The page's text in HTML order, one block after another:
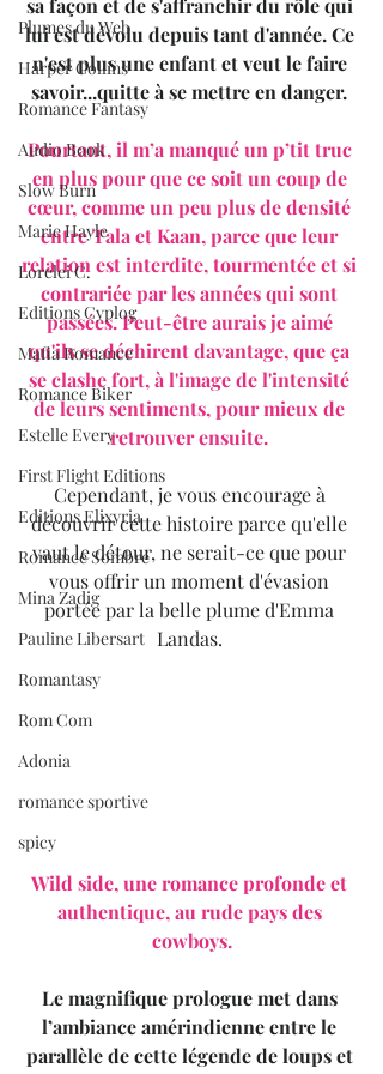
Plumes du Web
Harper Collins
Romance Fantasy
Audio Book
Slow Burn
Marie Hayle
Lorelei C.
Editions Cyplog
Mafia Romance
Romance Biker
Estelle Every
First Flight Editions
Editions Elixyria
Romance Sombre
Mina Zadig
Pauline Libersart
Romantasy
Rom Com
Adonia
romance sportive
spicy
lui est dévolu depuis tant d'année. Ce
n'est plus une enfant et veut le faire
savoir...quitte à se mettre en danger.
Pourtant, il m’a manqué un p’tit truc
en plus pour que ce soit un coup de
cœur, comme un peu plus de densité
entre Tala et Kaan, parce que leur
relation est interdite, tourmentée et si
contrariée par les années qui sont
passées. Peut-être aurais je aimé
qu'ils se déchirent davantage, que ça
se clashe fort, à l'image de l'intensité
de leurs sentiments, pour mieux de
retrouver ensuite.
Cependant, je vous encourage à
découvrir cette histoire parce qu'elle
vaut le détour, ne serait-ce que pour
vous offrir un moment d'évasion
portée par la belle plume d'Emma
Landas.
Wild side, une romance profonde et
authentique, au rude pays des
cowboys.
Le magnifique prologue met dans
l’ambiance amérindienne entre le
parallèle de cette légende de loups et